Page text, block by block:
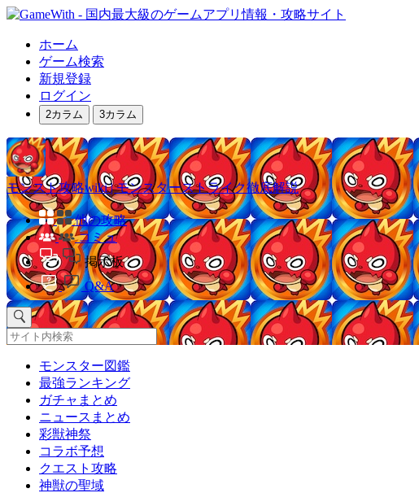
ホーム
ゲーム検索
新規登録
ログイン
2カラム 3カラム
モンスト攻略wiki | モンスターストライク徹底解説
他の攻略
コミュ
掲示板
Q&A
モンスター図鑑
最強ランキング
ガチャまとめ
ニュースまとめ
彩獣神祭
コラボ予想
クエスト攻略
神獣の聖域